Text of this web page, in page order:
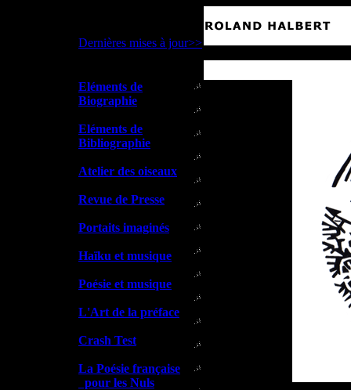
Dernières mises à jour>>
Eléments de
Biographie
Eléments de
Bibliographie
Atelier des oiseaux
Revue de Presse
Portaits imaginés
Haïku et musique
Poésie et musique
L'Art de la préface
Crash Test
La Poésie française
pour les Nuls